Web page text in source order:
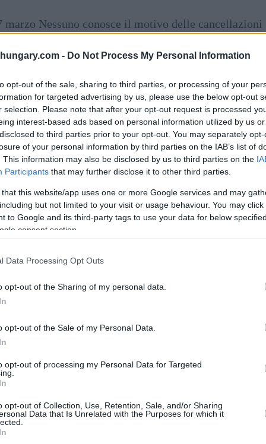
- Do Not Process My Personal Information
opt-out of the sale, sharing to third parties, or processing of your
for targeted advertising by us, please use the below opt-out
selection. Please note that after your opt-out request is processed
interest-based ads based on personal information utilized by us
to third parties prior to your opt-out. You may separately
of your personal information by third parties on the IAB’s list of
This information may also be disclosed by us to third parties on the
Participants that may further disclose it to other third parties.
that this website/app uses one or more Google services and may
but not limited to your visit or usage behaviour. You may
to Google and its third-party tags to use your data for below
consent section.
Data Processing Opt Outs
opt-out of the Sharing of my personal data.
opt-out of the Sale of my Personal Data.
opt-out of processing my Personal Data for Targeted
opt-out of Collection, Use, Retention, Sale, and/or Sharing
Data that Is Unrelated with the Purposes for which it
Nessuno conosce il motivo delle cancellazioni
di viaggi ungherese, sospetta un basso numero
gli aerei Airbus A321neo.
low cost ungherese ha rovinato il 60% dei voli del
non può essere considerato lungo se si torna
è Cipro, dove Wizz Air volerà il mercoledì
aggiuntivo e alcune famiglie potrebbero non volere
a causa di una modifica Wizz.
Wizz Air
Ad esempio, Wizz Air ha buttato fuori i loro
è stata l’Egitto Wizz Air ha ridotto la frequenza
e Palestina, hanno però modificato anche
el-Sheikh e Hurghada, tre dei quattro aerei
diventati voli notturni Una vacanza che inizia alle
notte in più per raggiungere un aereo delle 5 del
anche se hai già ottenuto il biglietto.
notizie sui viaggi aerei, la compagnia di bandiera
e febbraio, ci saranno 15 voli invece dei 17